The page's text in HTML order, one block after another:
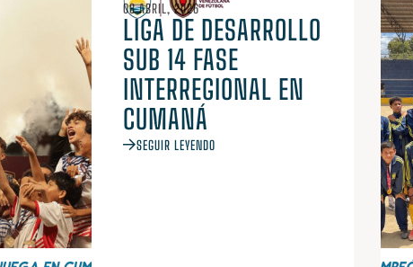
08 ABRIL, 2026
LIGA DE DESARROLLO
SUB 14 FASE
INTERREGIONAL EN
CUMANÁ
SEGUIR LEYENDO